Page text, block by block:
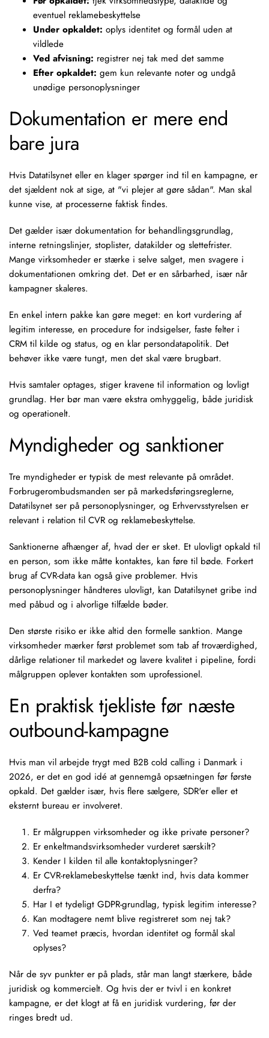
eventuel reklamebeskyttelse
Under opkaldet: oplys identitet og formål uden at
vildlede
Ved afvisning: registrer nej tak med det samme
Efter opkaldet: gem kun relevante noter og undgå
unødige personoplysninger
Dokumentation er mere end
bare jura
Hvis Datatilsynet eller en klager spørger ind til en kampagne, er
det sjældent nok at sige, at "vi plejer at gøre sådan". Man skal
kunne vise, at processerne faktisk findes.
Det gælder især dokumentation for behandlingsgrundlag,
interne retningslinjer, stoplister, datakilder og slettefrister.
Mange virksomheder er stærke i selve salget, men svagere i
dokumentationen omkring det. Det er en sårbarhed, især når
kampagner skaleres.
En enkel intern pakke kan gøre meget: en kort vurdering af
legitim interesse, en procedure for indsigelser, faste felter i
CRM til kilde og status, og en klar persondatapolitik. Det
behøver ikke være tungt, men det skal være brugbart.
Hvis samtaler optages, stiger kravene til information og lovligt
grundlag. Her bør man være ekstra omhyggelig, både juridisk
og operationelt.
Myndigheder og sanktioner
Tre myndigheder er typisk de mest relevante på området.
Forbrugerombudsmanden ser på markedsføringsreglerne,
Datatilsynet ser på personoplysninger, og Erhvervsstyrelsen er
relevant i relation til CVR og reklamebeskyttelse.
Sanktionerne afhænger af, hvad der er sket. Et ulovligt opkald til
en person, som ikke måtte kontaktes, kan føre til bøde. Forkert
brug af CVR-data kan også give problemer. Hvis
personoplysninger håndteres ulovligt, kan Datatilsynet gribe ind
med påbud og i alvorlige tilfælde bøder.
Den største risiko er ikke altid den formelle sanktion. Mange
virksomheder mærker først problemet som tab af troværdighed,
dårlige relationer til markedet og lavere kvalitet i pipeline, fordi
målgruppen oplever kontakten som uprofessionel.
En praktisk tjekliste før næste
outbound-kampagne
Hvis man vil arbejde trygt med B2B cold calling i Danmark i
2026, er det en god idé at gennemgå opsætningen før første
opkald. Det gælder især, hvis flere sælgere, SDR'er eller et
eksternt bureau er involveret.
Er målgruppen virksomheder og ikke private personer?
Er enkeltmandsvirksomheder vurderet særskilt?
Kender I kilden til alle kontaktoplysninger?
Er CVR-reklamebeskyttelse tænkt ind, hvis data kommer
derfra?
Har I et tydeligt GDPR-grundlag, typisk legitim interesse?
Kan modtagere nemt blive registreret som nej tak?
Ved teamet præcis, hvordan identitet og formål skal
oplyses?
Når de syv punkter er på plads, står man langt stærkere, både
juridisk og kommercielt. Og hvis der er tvivl i en konkret
kampagne, er det klogt at få en juridisk vurdering, før der
ringes bredt ud.